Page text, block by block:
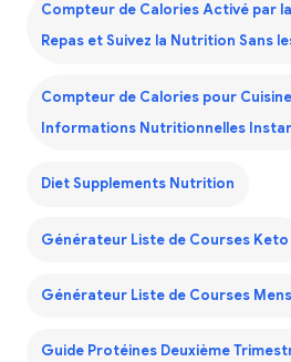
Compteur de Calories Activé par
Repas et Suivez la Nutrition Sans
Compteur de Calories pour
Informations Nutritionnelles
Diet Supplements Nutrition
Générateur Liste de Courses Keto
Générateur Liste de Courses
Guide Protéines Deuxième